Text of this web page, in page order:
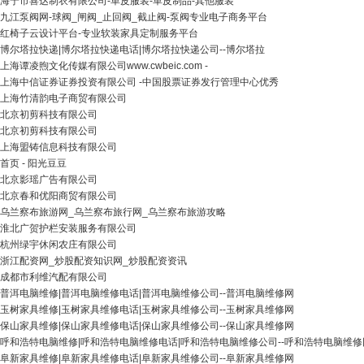
九江泵阀网-球阀_闸阀_止回阀_截止阀-泵阀专业电子商务平台
红椅子云设计平台-专业软装家具定制服务平台
博尔塔拉快递|博尔塔拉快递电话|博尔塔拉快递公司--博尔塔拉
上海谭凌煦文化传媒有限公司www.cwbeic.com -
上海中信证券证券投资有限公司 -中国股票证券发行管理中心优秀
上海竹清韵电子商贸有限公司
北京初剪科技有限公司
北京初剪科技有限公司
上海盟铸信息科技有限公司
首页 - 阳光豆豆
北京影瑶广告有限公司
北京春和优阳商贸有限公司
乌兰察布旅游网_乌兰察布旅行网_乌兰察布旅游攻略
淮北广贺护栏安装服务有限公司
杭州绿宇休闲农庄有限公司
浙江配资网_炒股配资知识网_炒股配资资讯
成都市利维汽配有限公司
普洱电脑维修|普洱电脑维修电话|普洱电脑维修公司--普洱电脑维修网
玉树家具维修|玉树家具维修电话|玉树家具维修公司--玉树家具维修网
保山家具维修|保山家具维修电话|保山家具维修公司--保山家具维修网
呼和浩特电脑维修|呼和浩特电脑维修电话|呼和浩特电脑维修公司--呼和浩特电脑维
阜新家具维修|阜新家具维修电话|阜新家具维修公司--阜新家具维修网